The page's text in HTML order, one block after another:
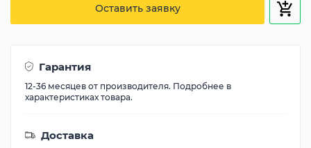
Оставить заявку
Гарантия
12-36 месяцев от производителя. Подробнее в
характеристиках товара.
Доставка